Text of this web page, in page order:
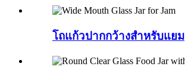
โถแก้วปากกว้างสำหรับแยม